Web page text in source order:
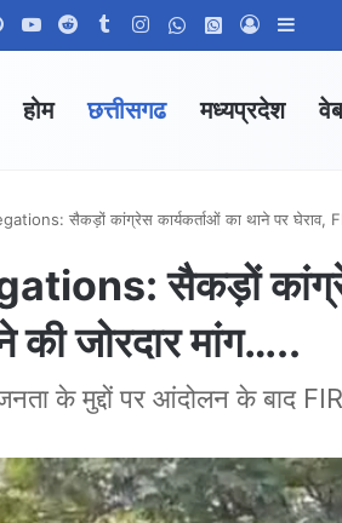
PinterestYouTubeRedditTumblrInstagramWhatsApp
WhatsApp
Log In
होम छत्तीसगढ मध्यप्रदेश
सैकड़ों कांग्रेस कार्यकर्ताओं का थाने पर घेराव,
सैकड़ों कांग्रेस
की जोरदार मांग…..
के मुद्दों पर आंदोलन के बाद FIR